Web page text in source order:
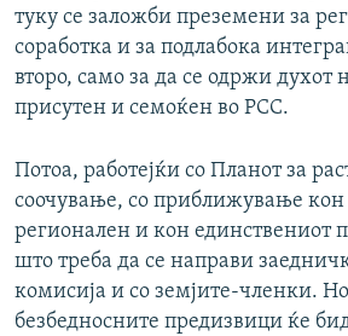
туку се заложби преземени за
соработка и за подлабока
второ, само за да се одржи духот
присутен и семоќен во РСС.
Потоа, работејќи со Планот за
соочување, со приближување
регионален и кон единствениот
што треба да се направи
комисија и со земјите-членки.
безбедносните предизвици ќе